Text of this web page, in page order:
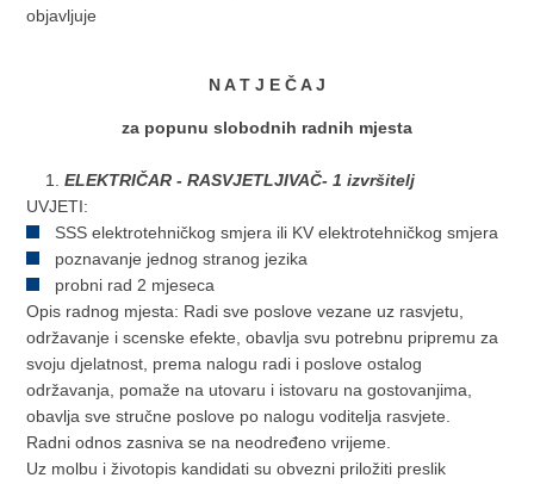
objavljuje
N A T J E Č A J
za popunu slobodnih radnih mjesta
ELEKTRIČAR - RASVJETLJIVAČ- 1 izvršitelj
UVJETI:
SSS elektrotehničkog smjera ili KV elektrotehničkog smjera
poznavanje jednog stranog jezika
probni rad 2 mjeseca
Opis radnog mjesta: Radi sve poslove vezane uz rasvjetu,
održavanje i scenske efekte, obavlja svu potrebnu pripremu za
svoju djelatnost, prema nalogu radi i poslove ostalog
održavanja, pomaže na utovaru i istovaru na gostovanjima,
obavlja sve stručne poslove po nalogu voditelja rasvjete.
Radni odnos zasniva se na neodređeno vrijeme.
Uz molbu i životopis kandidati su obvezni priložiti preslik